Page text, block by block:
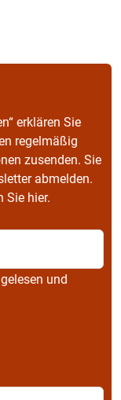
erklären Sie
regelmäßig
zusenden. Sie
abmelden.
Sie hier.
gelesen und